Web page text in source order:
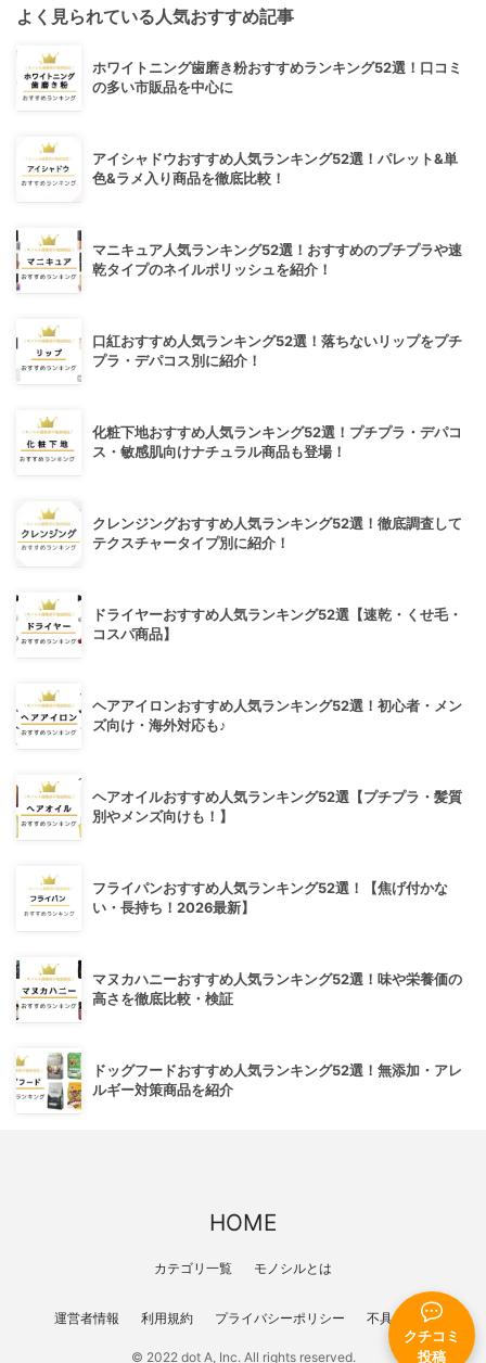
クチコミ
投稿
よく見られている人気おすすめ記事
ホワイトニング歯磨き粉おすすめランキング52選！口コミ
の多い市販品を中心に
アイシャドウおすすめ人気ランキング52選！パレット&単
色&ラメ入り商品を徹底比較！
マニキュア人気ランキング52選！おすすめのプチプラや速
乾タイプのネイルポリッシュを紹介！
口紅おすすめ人気ランキング52選！落ちないリップをプチ
プラ・デパコス別に紹介！
化粧下地おすすめ人気ランキング52選！プチプラ・デパコ
ス・敏感肌向けナチュラル商品も登場！
クレンジングおすすめ人気ランキング52選！徹底調査して
テクスチャータイプ別に紹介！
ドライヤーおすすめ人気ランキング52選【速乾・くせ毛・
コスパ商品】
ヘアアイロンおすすめ人気ランキング52選！初心者・メン
ズ向け・海外対応も♪
ヘアオイルおすすめ人気ランキング52選【プチプラ・髪質
別やメンズ向けも！】
フライパンおすすめ人気ランキング52選！【焦げ付かな
い・長持ち！2026最新】
マヌカハニーおすすめ人気ランキング52選！味や栄養価の
高さを徹底比較・検証
ドッグフードおすすめ人気ランキング52選！無添加・アレ
ルギー対策商品を紹介
HOME
カテゴリ一覧 モノシルとは
運営者情報 利用規約 プライバシーポリシー 不具合報告
© 2022 dot A, Inc. All rights reserved.